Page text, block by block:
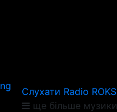
Слухати Radio ROKS
ще більше музики